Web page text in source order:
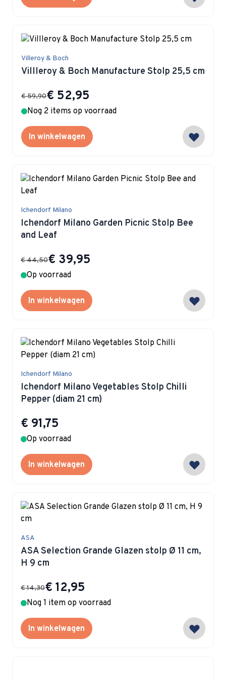
Villeroy & Boch
Villleroy & Boch Manufacture Stolp 25,5 cm
Special Price
€ 52,95
€ 59,90
Nog 2 items op voorraad
In winkelwagen
Ichendorf Milano
Ichendorf Milano Garden Picnic Stolp Bee
and Leaf
Special Price
€ 39,95
€ 44,50
Op voorraad
In winkelwagen
Ichendorf Milano
Ichendorf Milano Vegetables Stolp Chilli
Pepper (diam 21 cm)
€ 91,75
Op voorraad
In winkelwagen
ASA
ASA Selection Grande Glazen stolp Ø 11 cm,
H 9 cm
Special Price
€ 12,95
€ 14,30
Nog 1 item op voorraad
In winkelwagen